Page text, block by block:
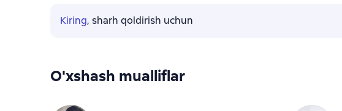
Kiring, sharh qoldirish uchun
O'xshash mualliflar